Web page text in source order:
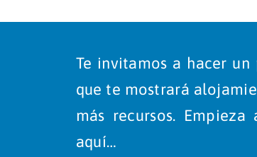
Te invitamos a hacer
que te mostrará
más recursos.
aquí…